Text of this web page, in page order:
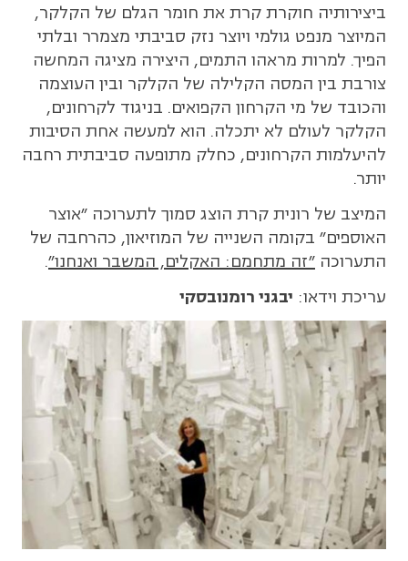
ביצירותיה חוקרת קרת את חומר הגלם של הקלקר,
המיוצר מנפט גולמי ויוצר נזק סביבתי מצמרר ובלתי
הפיך. למרות מראהו התמים, היצירה מציגה המחשה
צורבת בין המסה הקלילה של הקלקר ובין העוצמה
והכובד של מי הקרחון הקפואים. בניגוד לקרחונים,
הקלקר לעולם לא יתכלה. הוא למעשה אחת הסיבות
להיעלמות הקרחונים, כחלק מתופעה סביבתית רחבה
יותר.
המיצב של רונית קרת הוצג סמוך לתערוכה "אוצר
האוספים" בקומה השנייה של המוזיאון, כהרחבה של
התערוכה "זה מתחמם: האקלים, המשבר ואנחנו".
עריכת וידאו: יבגני רומנובסקי